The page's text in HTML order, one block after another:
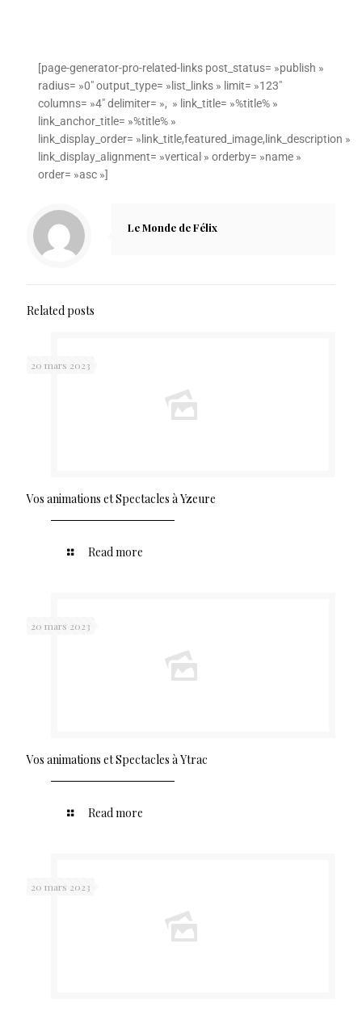
[page-generator-pro-related-links post_status= »publish »
radius= »0″ output_type= »list_links » limit= »123″
columns= »4″ delimiter= », » link_title= »%title% »
link_anchor_title= »%title% »
link_display_order= »link_title,featured_image,link_description »
link_display_alignment= »vertical » orderby= »name »
order= »asc »]
Le Monde de Félix
Related posts
20 mars 2023
Vos animations et Spectacles à Yzeure
Read more
20 mars 2023
Vos animations et Spectacles à Ytrac
Read more
20 mars 2023